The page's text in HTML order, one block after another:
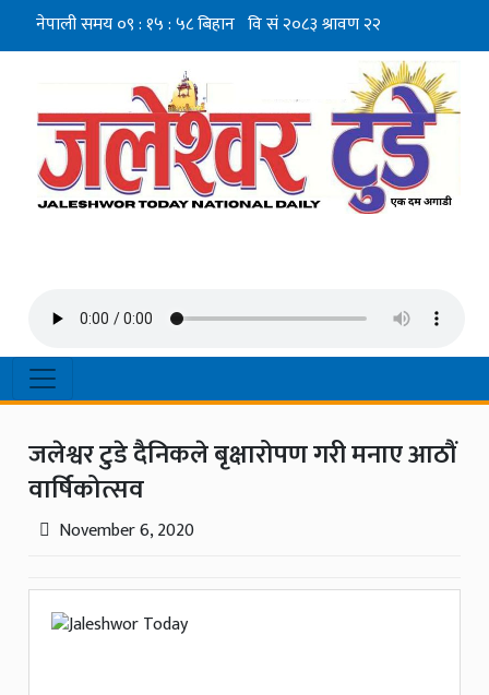
जलेश्वर टुडे दैनिकले बृक्षारोपण गरी मनाए आठौं
वार्षिकोत्सव
November 6, 2020